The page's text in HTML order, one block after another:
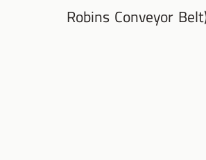
بتأسيس شركة (Robins Conveyor Belt